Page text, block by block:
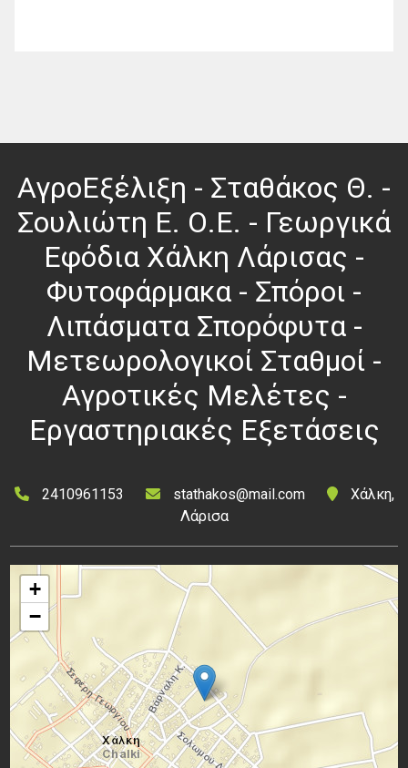
ΑγροΕξέλιξη - Σταθάκος Θ. -
Σουλιώτη Ε. Ο.Ε. - Γεωργικά
Εφόδια Χάλκη Λάρισας -
Φυτοφάρμακα - Σπόροι -
Λιπάσματα Σπορόφυτα -
Μετεωρολογικοί Σταθμοί -
Αγροτικές Μελέτες -
Εργαστηριακές Εξετάσεις
+
−
2410961153 stathakos@mail.com
Χάλκη,
Λάρισα